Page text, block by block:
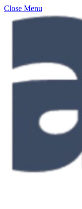
Close Menu